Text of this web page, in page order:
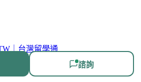
｜台灣留學通
留所有權利 諮詢